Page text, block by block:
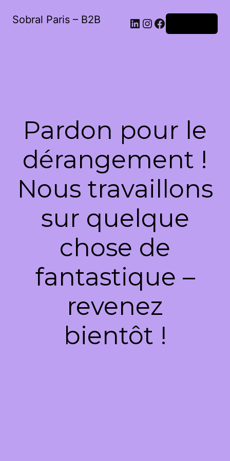
Sobral Paris – B2B LinkedIn
Instagram
Facebook
Pardon pour le
dérangement !
Nous travaillons
sur quelque
chose de
fantastique –
revenez
bientôt !